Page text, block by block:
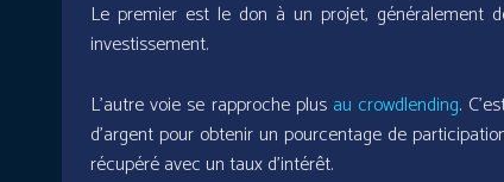
Le premier est le don à un projet, généralement
investissement.
L’autre voie se rapproche plus au crowdlending.
d’argent pour obtenir un pourcentage de
récupéré avec un taux d’intérêt.